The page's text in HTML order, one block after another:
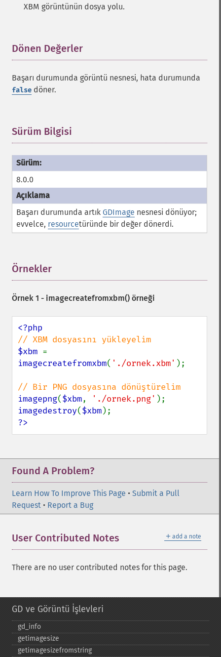
XBM görüntünün dosya yolu.
Dönen Değerler
Başarı durumunda görüntü nesnesi, hata durumunda
false döner.
Sürüm Bilgisi
8.0.0
Başarı durumunda artık GDImage nesnesi dönüyor;
evvelce, resourcetüründe bir değer dönerdi.
Örnekler
Örnek 1 - imagecreatefromxbm() örneği
$xbm
imagecreatefromxbm( './ornek.xbm' );
imagepng($xbm, './ornek.png'
imagedestroy($xbm
?>
Found A Problem?
Learn How To Improve This Page • Submit a Pull
Request • Report a Bug
＋ add a note
User Contributed Notes
There are no user contributed notes for this page.
GD ve Görüntü İşlevleri
gd_​info
getimagesize
getimagesizefromstring